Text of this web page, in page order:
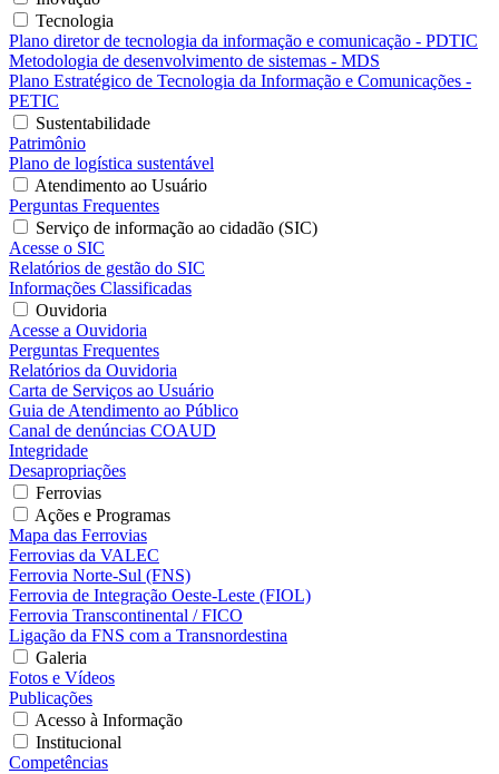
Tecnologia
Plano diretor de tecnologia da informação e comunicação - PDTIC
Metodologia de desenvolvimento de sistemas - MDS
Plano Estratégico de Tecnologia da Informação e Comunicações -
PETIC
Sustentabilidade
Patrimônio
Plano de logística sustentável
Atendimento ao Usuário
Perguntas Frequentes
Serviço de informação ao cidadão (SIC)
Acesse o SIC
Relatórios de gestão do SIC
Informações Classificadas
Ouvidoria
Acesse a Ouvidoria
Perguntas Frequentes
Relatórios da Ouvidoria
Carta de Serviços ao Usuário
Guia de Atendimento ao Público
Canal de denúncias COAUD
Integridade
Desapropriações
Ferrovias
Ações e Programas
Mapa das Ferrovias
Ferrovias da VALEC
Ferrovia Norte-Sul (FNS)
Ferrovia de Integração Oeste-Leste (FIOL)
Ferrovia Transcontinental / FICO
Ligação da FNS com a Transnordestina
Galeria
Fotos e Vídeos
Publicações
Acesso à Informação
Institucional
Competências